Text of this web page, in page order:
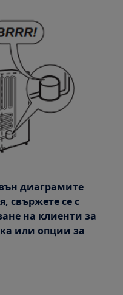
диаграмите
свържете се с
на клиенти за
или опции за